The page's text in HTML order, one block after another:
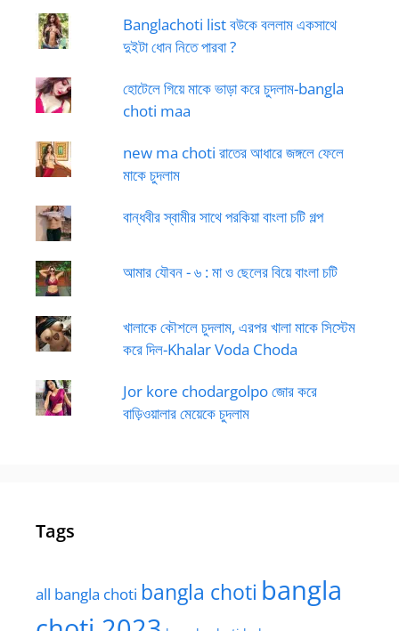
Banglachoti list বউকে বললাম একসাথে
দুইটা ধোন নিতে পারবা ?
হোটেলে গিয়ে মাকে ভাড়া করে চুদলাম-bangla
choti maa
new ma choti রাতের আধারে জঙ্গলে ফেলে
মাকে চুদলাম
বান্ধবীর স্বামীর সাথে পরকিয়া বাংলা চটি গল্প
আমার যৌবন - ৬ : মা ও ছেলের বিয়ে বাংলা চটি
খালাকে কৌশলে চুদলাম, এরপর খালা মাকে সিস্টেম
করে দিল-Khalar Voda Choda
Jor kore chodargolpo জোর করে
বাড়িওয়ালার মেয়েকে চুদলাম
Tags
all bangla choti bangla choti bangla